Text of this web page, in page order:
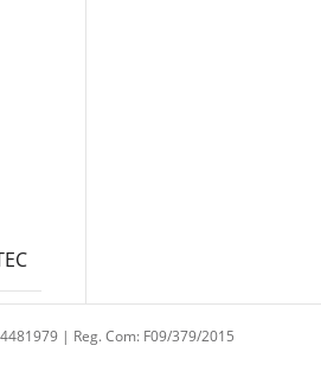
| Reg. Com: F09/379/2015